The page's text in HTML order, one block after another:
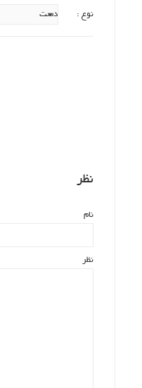
نوع :
نظر
نام
نظر